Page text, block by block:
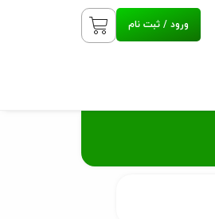
ورود / ثبت نام